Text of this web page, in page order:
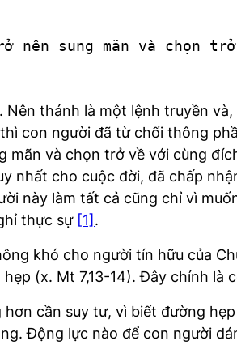
nên sung mãn và chọn
Nên thánh là một lệnh truyền
con người đã từ chối thông
mãn và chọn trở về với cùng
nhất cho cuộc đời, đã chấp
này làm tất cả cũng chỉ vì
thực sự [1].
khó cho người tín hữu của
(x. Mt 7,13-14). Đây chính là
cần suy tư, vì biết đường
Động lực nào để con người